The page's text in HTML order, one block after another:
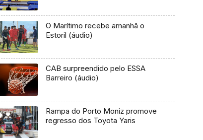
O Marítimo recebe amanhã o
Estoril (áudio)
CAB surpreendido pelo ESSA
Barreiro (áudio)
Rampa do Porto Moniz promove
regresso dos Toyota Yaris